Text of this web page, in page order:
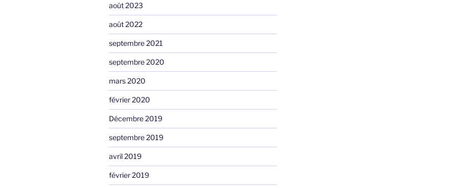
août 2023
août 2022
septembre 2021
septembre 2020
mars 2020
février 2020
Décembre 2019
septembre 2019
avril 2019
février 2019